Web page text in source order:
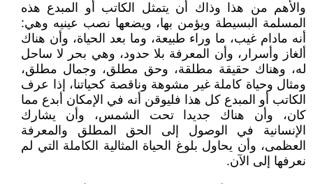
والأهم من هذا وذاك أن يتمثل الكاتب أو المبدع هذه
المسلمة البسيطة ويؤمن بها، ويضعها نصب عينيه وهي:
أنه مادام غيب، ما وراء طبيعة، وما بعد الحياة، وأن هناك
ألغاز وأسرار، وأن المعرفة بلا حدود، وهي بحر لا ساحل
له، وهناك حقيقة مطلقة، وحق مطلق، وجمال مطلق،
ومثال وحياة كاملة غير مشوهة وناقصة كحياتنا، إذا عرف
الكاتب أو المبدع كل هذا فليوقن أنه في الإمكان أبدع مما
كان، وأن هناك جديدا تحت الشمس، وأن يشارك
الإنسانية في الوصول إلى الحق المطلق والمعرفة
العظمى، وأن يحاول بلوغ الحياة المثالية الكاملة التي لم
نعرفها إلى الآن.